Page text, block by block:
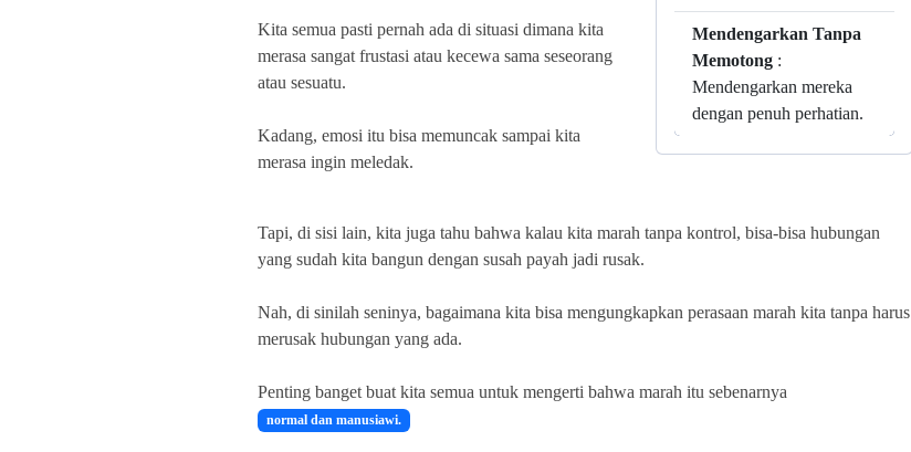
Kita semua pasti pernah ada di situasi dimana kita
merasa sangat frustasi atau kecewa sama seseorang
atau sesuatu.
Kadang, emosi itu bisa memuncak sampai kita
merasa ingin meledak.
Mendengarkan Tanpa
Memotong:
Mendengarkan mereka
dengan penuh perhatian.
Tapi, di sisi lain, kita juga tahu bahwa kalau kita marah tanpa kontrol, bisa-bisa hubungan
yang sudah kita bangun dengan susah payah jadi rusak.
Nah, di sinilah seninya, bagaimana kita bisa mengungkapkan perasaan marah kita tanpa harus
merusak hubungan yang ada.
Penting banget buat kita semua untuk mengerti bahwa marah itu sebenarnya
normal dan manusiawi.